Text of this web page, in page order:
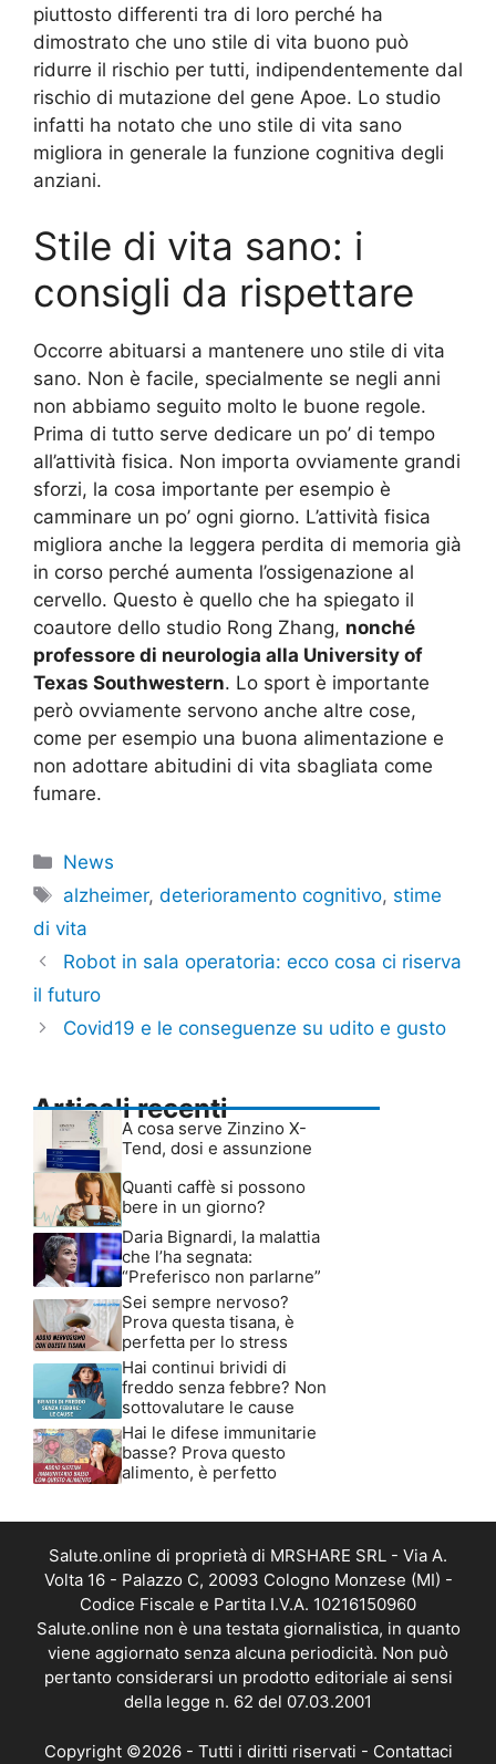
piuttosto differenti tra di loro perché ha
dimostrato che uno stile di vita buono può
ridurre il rischio per tutti, indipendentemente dal
rischio di mutazione del gene Apoe. Lo studio
infatti ha notato che uno stile di vita sano
migliora in generale la funzione cognitiva degli
anziani.
Stile di vita sano: i
consigli da rispettare
Occorre abituarsi a mantenere uno stile di vita
sano. Non è facile, specialmente se negli anni
non abbiamo seguito molto le buone regole.
Prima di tutto serve dedicare un po’ di tempo
all’attività fisica. Non importa ovviamente grandi
sforzi, la cosa importante per esempio è
camminare un po’ ogni giorno. L’attività fisica
migliora anche la leggera perdita di memoria già
in corso perché aumenta l’ossigenazione al
cervello. Questo è quello che ha spiegato il
coautore dello studio Rong Zhang, nonché
professore di neurologia alla University of
Texas Southwestern. Lo sport è importante
però ovviamente servono anche altre cose,
come per esempio una buona alimentazione e
non adottare abitudini di vita sbagliata come
fumare.
Categorie
News
Tag
alzheimer,deterioramento cognitivo, stime
di vita
Robot in sala operatoria: ecco cosa ci riserva
il futuro
Covid19 e le conseguenze su udito e gusto
Articoli recenti
A cosa serve Zinzino X-
Tend, dosi e assunzione
Quanti caffè si possono
bere in un giorno?
Daria Bignardi, la malattia
che l’ha segnata:
“Preferisco non parlarne”
Sei sempre nervoso?
Prova questa tisana, è
perfetta per lo stress
Hai continui brividi di
freddo senza febbre? Non
sottovalutare le cause
Hai le difese immunitarie
basse? Prova questo
alimento, è perfetto
Salute.online di proprietà di MRSHARE SRL - Via A.
Volta 16 - Palazzo C, 20093 Cologno Monzese (MI) -
Codice Fiscale e Partita I.V.A. 10216150960
Salute.online non è una testata giornalistica, in quanto
viene aggiornato senza alcuna periodicità. Non può
pertanto considerarsi un prodotto editoriale ai sensi
della legge n. 62 del 07.03.2001
Copyright ©2026 - Tutti i diritti riservati - Contattaci